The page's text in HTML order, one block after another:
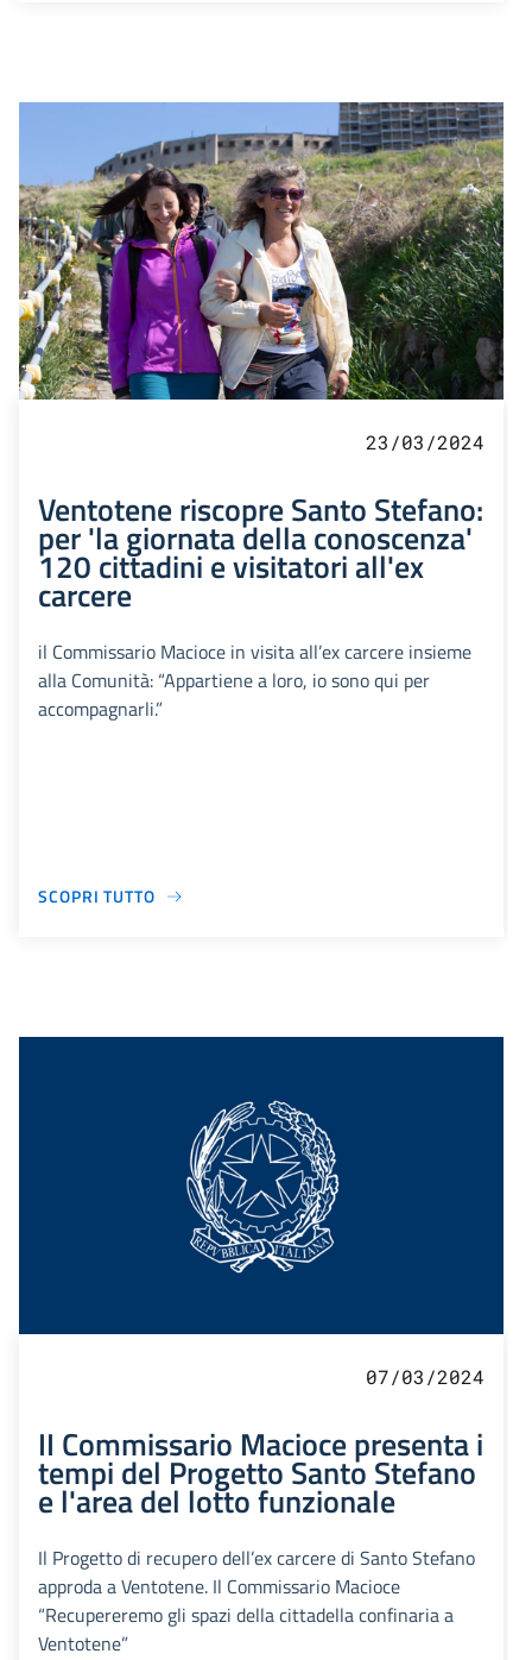
23/03/2024
Ventotene riscopre Santo Stefano:
per 'la giornata della conoscenza'
120 cittadini e visitatori all'ex
carcere
il Commissario Macioce in visita all’ex carcere insieme
alla Comunità: “Appartiene a loro, io sono qui per
accompagnarli.”
SCOPRI TUTTO
07/03/2024
II Commissario Macioce presenta i
tempi del Progetto Santo Stefano
e l'area del lotto funzionale
Il Progetto di recupero dell’ex carcere di Santo Stefano
approda a Ventotene. Il Commissario Macioce
“Recupereremo gli spazi della cittadella confinaria a
Ventotene”